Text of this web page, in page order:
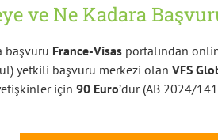
ve Ne Kadara
başvuru France-Visas portalından
yetkili başvuru merkezi olan VFS
için 90 Euro’dur (AB 2024/